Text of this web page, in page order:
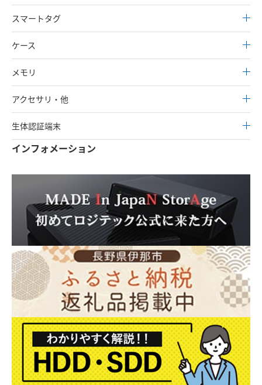
スマートタグ
ケース
メモリ
アクセサリ・他
生体認証端末
インフォメーション